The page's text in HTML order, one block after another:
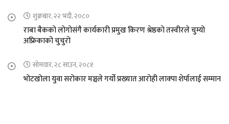
शुक्रबार, २२ भदौ, २०८०
राबा बैकको लोगोसंगै कार्यकारी प्रमुख किरण श्रेष्ठको तस्वीरले चुम्यो
अफ्रिकाको चुचुरो
सोमवार, २८ साउन, २०८१
भोटखोला युवा सरोकार मञ्चले गर्यो प्रख्यात आरोही लाक्पा शेर्पालाई सम्मान